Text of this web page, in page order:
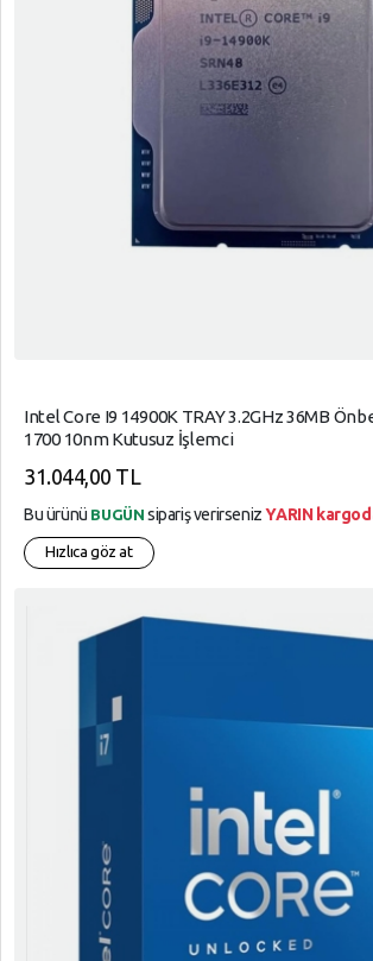
Intel Core I9 14900K TRAY 3.2GHz 36MB
1700 10nm Kutusuz İşlemci
31.044,00 TL
Bu ürünü BUGÜN sipariş verirsenizYARIN
Hızlıca göz at